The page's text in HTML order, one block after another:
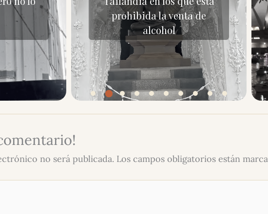
prohibida la venta de
alcohol
no será publicada. Los campos obligatorios están